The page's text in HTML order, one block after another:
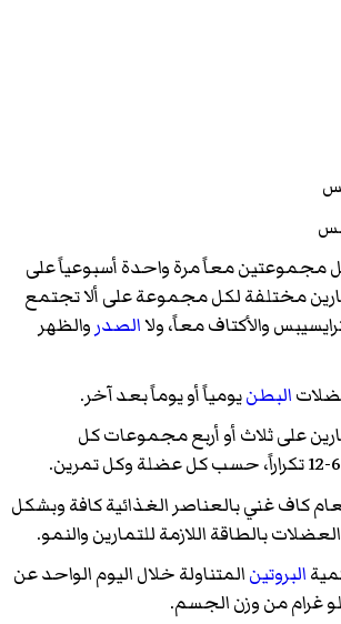
مجموعتين معاً مرة واحدة أسبوعياً على
مختلفة لكل مجموعة على ألا تجتمع
والأكتافمعاً، ولاالصدروالظهر
البطنيومياً أو يوماً بعد آخر.
على ثلاث أو أربع مجموعات كل
كاف غني بالعناصر الغذائية كافة وبشكل
بالطاقة اللازمة للتمارين والنمو.
البروتينالمتناولة خلال اليوم الواحد عن